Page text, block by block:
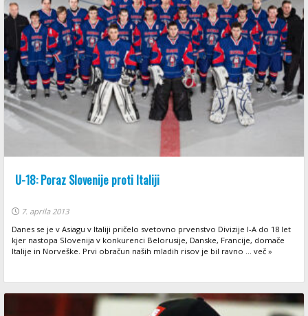
U-18: Poraz Slovenije proti Italiji
7. aprila 2013
Danes se je v Asiagu v Italiji pričelo svetovno prvenstvo Divizije I-A do 18 let
kjer nastopa Slovenija v konkurenci Belorusije, Danske, Francije, domače
Italije in Norveške. Prvi obračun naših mladih risov je bil ravno ... več »